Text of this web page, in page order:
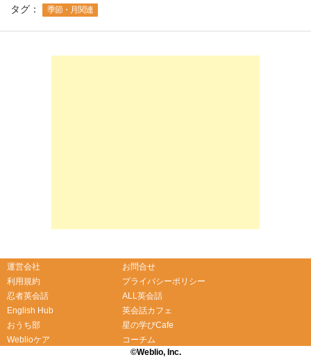
タグ： 季節・月関連
運営会社
お問合せ
利用規約
プライバシーポリシー
忍者英会話
ALL英会話
English Hub
英会話カフェ
おうち部
星の学びCafe
Weblioケア
コーチム
©Weblio, Inc.